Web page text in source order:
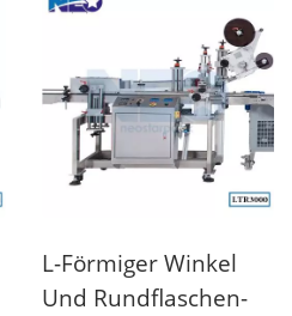
L-Förmiger Winkel
Und Rundflaschen-